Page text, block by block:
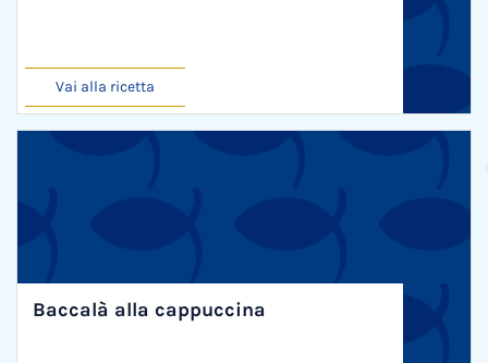
Vai alla ricetta
Baccalà alla cappuccina